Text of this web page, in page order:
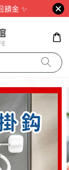
饋金 ✨